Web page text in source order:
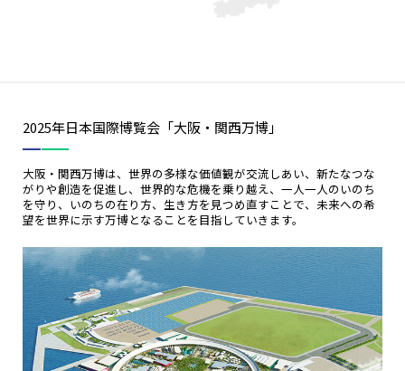
2025年日本国際博覧会「大阪・関西万博」
大阪・関西万博は、世界の多様な価値観が交流しあい、新たなつな
がりや創造を促進し、世界的な危機を乗り越え、一人一人のいのち
を守り、いのちの在り方、生き方を見つめ直すことで、未来への希
望を世界に示す万博となることを目指していきます。